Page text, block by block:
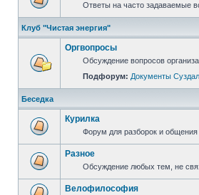
Ответы на часто задаваемые
Клуб "Чистая энергия"
Оргвопросы
Обсуждение вопросов
Подфорум: Документы
Беседка
Курилка
Форум для разборок и
Разное
Обсуждение любых тем, не
Велофилософия